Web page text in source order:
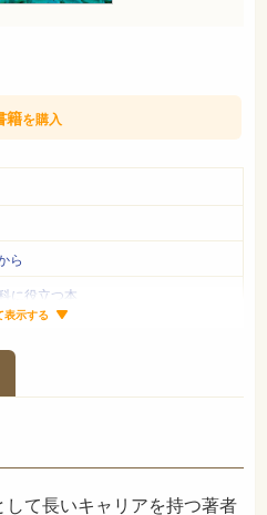
ら
に役立つ本
9
表示する
籍を購入
て長いキャリアを持つ著者